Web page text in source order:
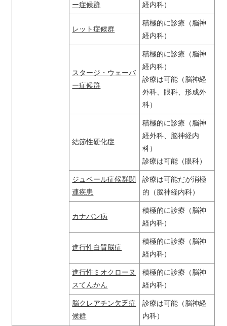
ー症候群
経内科）
レット症候群
積極的に診療（脳神
経内科）
スタージ・ウェーバ
ー症候群
積極的に診療（脳神
経内科）
診療は可能（脳神経
外科、眼科、形成外
科）
結節性硬化症
積極的に診療（脳神
経外科、脳神経内
科）
診療は可能（眼科）
ジュベール症候群関
連疾患
診療は可能だが消極
的（脳神経内科）
カナバン病
積極的に診療（脳神
経内科）
進行性白質脳症
積極的に診療（脳神
経内科）
進行性ミオクローヌ
スてんかん
積極的に診療（脳神
経内科）
脳クレアチン欠乏症
候群
診療は可能（脳神経
内科）